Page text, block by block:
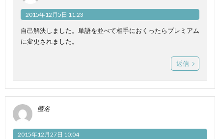
2015年12月5日 11:23
自己解決しました。単語を並べて相手におくったらプレミアム
に変更されました。
返信
匿名
2015年12月27日 10:04